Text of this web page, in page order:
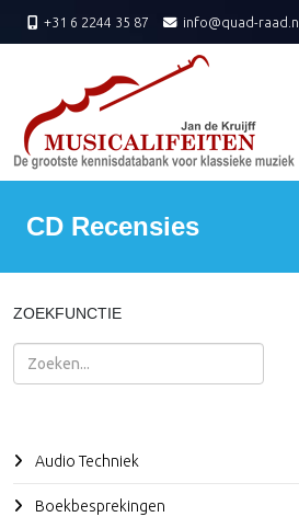
+31 6 2244 35 87 info@quad-raad.nl
CD Recensies
ZOEKFUNCTIE
Zoeken
Audio Techniek
Boekbesprekingen